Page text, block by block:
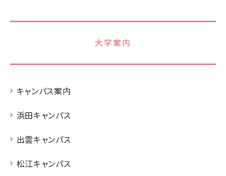
大学案内
キャンパス案内
浜田キャンパス
出雲キャンパス
松江キャンパス